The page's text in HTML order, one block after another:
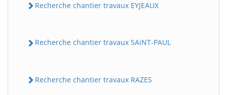
Recherche chantier travaux EYJEAUX
Recherche chantier travaux SAiNT-PAUL
Recherche chantier travaux RAZES